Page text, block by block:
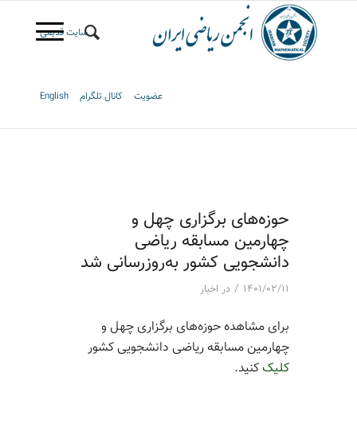
سایت قدیمی
عضویت کانال تلگرام English
حوزه‌های برگزاری چهل و
چهارمین مسابقه ریاضی
دانشجویی کشور به‌روزرسانی شد
۱۴۰۱/۰۲/۱۱ / در اخبار
برای مشاهده حوزه‌های برگزاری چهل و
چهارمین مسابقه ریاضی دانشجویی کشور
کلیک کنید.